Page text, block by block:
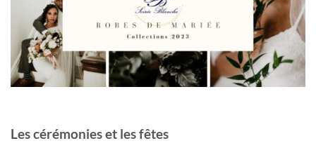
Les cérémonies et les fêtes